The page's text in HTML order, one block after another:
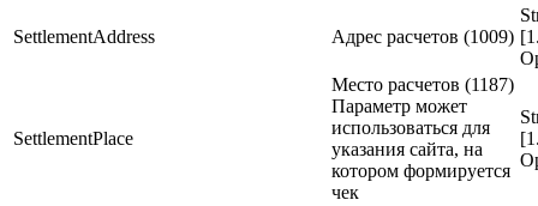
SettlementAddress Адрес расчетов (1009)
SettlementPlace
Место расчетов (1187)
Параметр может
использоваться для
указания сайта, на
котором формируется
чек